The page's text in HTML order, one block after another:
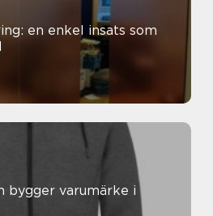
en enkel insats som
bygger varumärke i